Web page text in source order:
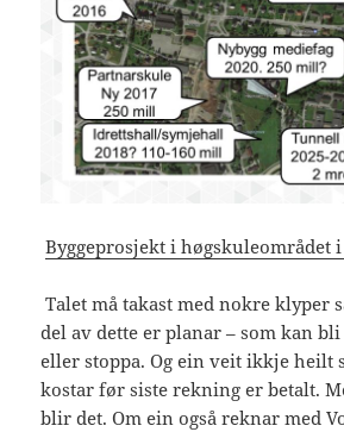
Byggeprosjekt i høgskuleområdet i
Talet må takast med nokre klyper
del av dette er planar – som kan
eller stoppa. Og ein veit ikkje heilt
kostar før siste rekning er betalt.
blir det. Om ein også reknar med